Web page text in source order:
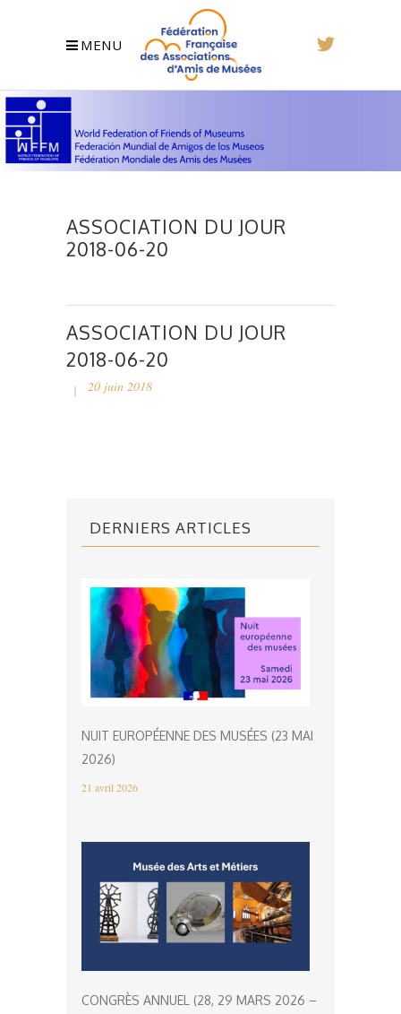
MENU
ASSOCIATION DU JOUR
2018-06-20
ASSOCIATION DU JOUR
2018-06-20
20 juin 2018
DERNIERS ARTICLES
NUIT EUROPÉENNE DES MUSÉES (23 MAI
2026)
21 avril 2026
CONGRÈS ANNUEL (28, 29 MARS 2026 –